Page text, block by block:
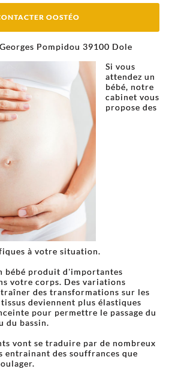
OOSTÉO
Pompidou 39100 Dole
Si vous
attendez un
bébé, notre
cabinet vous
propose des
à votre situation.
bébé produit d'importantes
votre corps. Des variations
des transformations sur les
deviennent plus élastiques
pour permettre le passage du
du bassin.
vont se traduire par de nombreux
entrainant des souffrances que